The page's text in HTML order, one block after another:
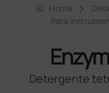
home Home
Para
Detergente